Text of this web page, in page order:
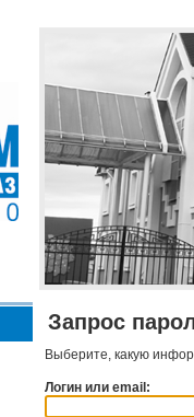
Запрос
Выберите, какую
Логин или email: